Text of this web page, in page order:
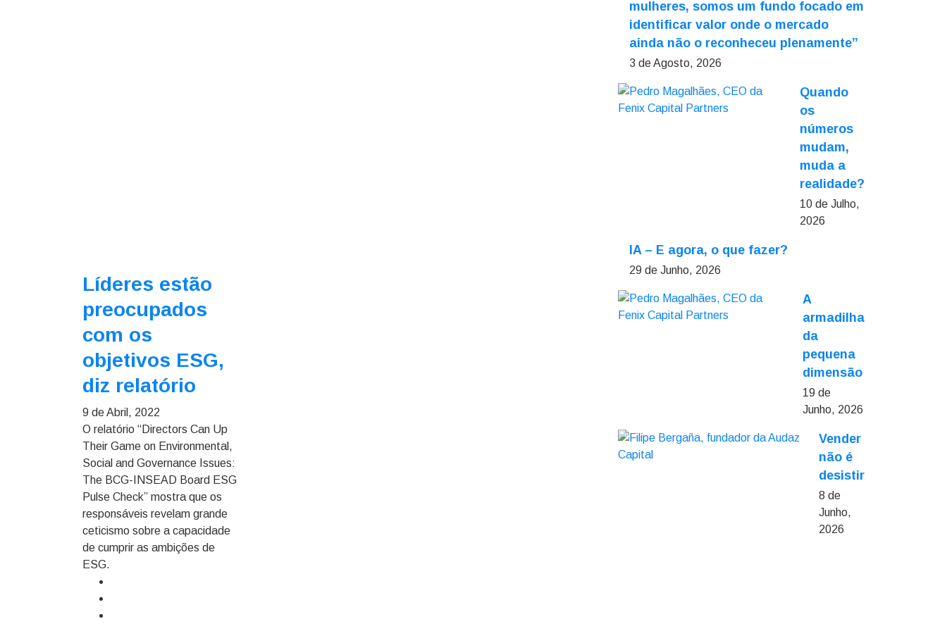
Líderes estão
preocupados
com os
objetivos ESG,
diz relatório
9 de Abril, 2022
O relatório “Directors Can Up
Their Game on Environmental,
Social and Governance Issues:
The BCG-INSEAD Board ESG
Pulse Check” mostra que os
responsáveis revelam grande
ceticismo sobre a capacidade
de cumprir as ambições de
ESG.
mulheres, somos um fundo focado em
identificar valor onde o mercado
ainda não o reconheceu plenamente”
3 de Agosto, 2026
Quando
os
números
mudam,
muda a
realidade?
10 de Julho,
2026
IA – E agora, o que fazer?
29 de Junho, 2026
A
armadilha
da
pequena
dimensão
19 de
Junho, 2026
Vender
não é
desistir
8 de
Junho,
2026